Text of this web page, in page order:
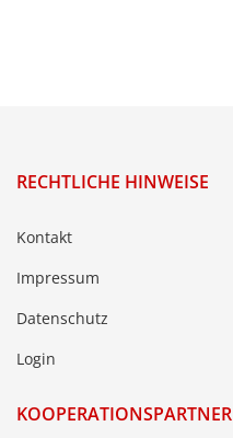
RECHTLICHE HINWEISE
Kontakt
Impressum
Datenschutz
Login
KOOPERATIONSPARTNER